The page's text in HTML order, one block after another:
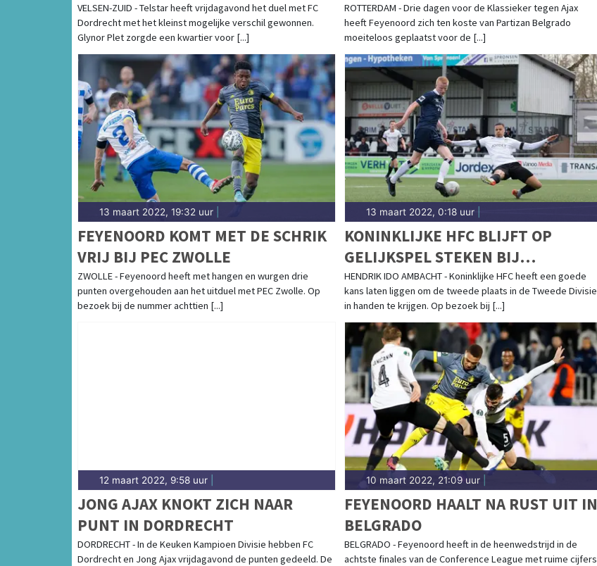
VELSEN-ZUID - Telstar heeft vrijdagavond het duel met FC
Dordrecht met het kleinst mogelijke verschil gewonnen.
Glynor Plet zorgde een kwartier voor [...]
ROTTERDAM - Drie dagen voor de Klassieker tegen Ajax
heeft Feyenoord zich ten koste van Partizan Belgrado
moeiteloos geplaatst voor de [...]
13 maart 2022, 19:32 uur
FEYENOORD KOMT MET DE SCHRIK
VRIJ BIJ PEC ZWOLLE
ZWOLLE - Feyenoord heeft met hangen en wurgen drie
punten overgehouden aan het uitduel met PEC Zwolle. Op
bezoek bij de nummer achttien [...]
13 maart 2022, 0:18 uur|
KONINKLIJKE HFC BLIJFT OP
GELIJKSPEL STEKEN BIJ
LAAGVLIEGER ASWH
HENDRIK IDO AMBACHT - Koninklijke HFC heeft een goede
kans laten liggen om de tweede plaats in de Tweede Divisie
in handen te krijgen. Op bezoek bij [...]
12 maart 2022, 9:58 uur
JONG AJAX KNOKT ZICH NAAR
PUNT IN DORDRECHT
DORDRECHT - In de Keuken Kampioen Divisie hebben FC
Dordrecht en Jong Ajax vrijdagavond de punten gedeeld. De
10 maart 2022, 21:09 uur|
FEYENOORD HAALT NA RUST UIT IN
BELGRADO
BELGRADO - Feyenoord heeft in de heenwedstrijd in de
achtste finales van de Conference League met ruime cijfers